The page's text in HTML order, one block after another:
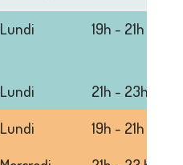
JOUR HORAIRE
Lundi 19h - 21h
Lundi
21h - 23h
Lundi
19h - 21h